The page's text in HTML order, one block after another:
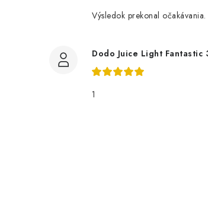
Výsledok prekonal očakávania.
1